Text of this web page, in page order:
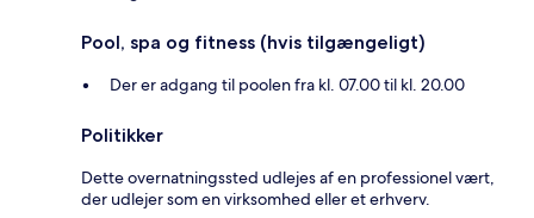
Pool, spa og fitness (hvis tilgængeligt)
Der er adgang til poolen fra kl. 07.00 til kl. 20.00
Politikker
Dette overnatningssted udlejes af en professionel vært,
der udlejer som en virksomhed eller et erhverv.